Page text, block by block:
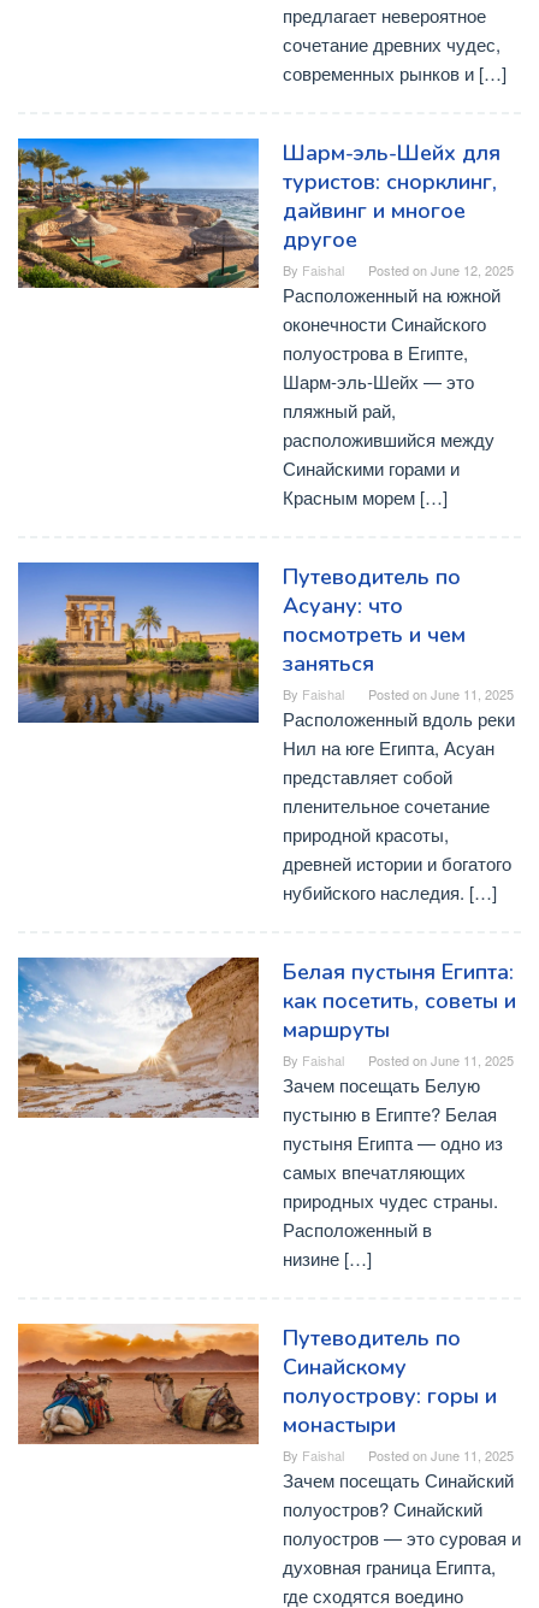
предлагает невероятное
сочетание древних чудес,
современных рынков и […]
Шарм-эль-Шейх для
туристов: снорклинг,
дайвинг и многое
другое
By Faishal Posted onJune 12, 2025
Расположенный на южной
оконечности Синайского
полуострова в Египте,
Шарм-эль-Шейх — это
пляжный рай,
расположившийся между
Синайскими горами и
Красным морем […]
Путеводитель по
Асуану: что
посмотреть и чем
заняться
By Faishal Posted onJune 11, 2025
Расположенный вдоль реки
Нил на юге Египта, Асуан
представляет собой
пленительное сочетание
природной красоты,
древней истории и богатого
нубийского наследия. […]
Белая пустыня Египта:
как посетить, советы и
маршруты
By Faishal Posted onJune 11, 2025
Зачем посещать Белую
пустыню в Египте? Белая
пустыня Египта — одно из
самых впечатляющих
природных чудес страны.
Расположенный в
низине […]
Путеводитель по
Синайскому
полуострову: горы и
монастыри
By Faishal Posted onJune 11, 2025
Зачем посещать Синайский
полуостров? Синайский
полуостров — это суровая и
духовная граница Египта,
где сходятся воедино